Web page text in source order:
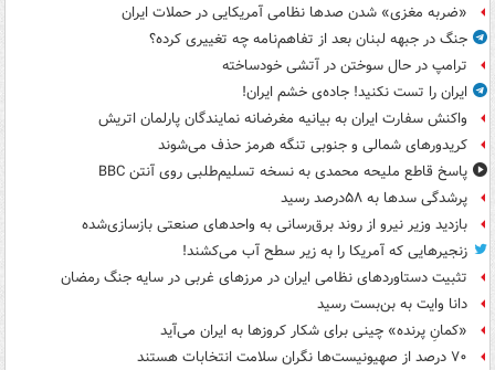
«ضربه مغزی» شدن صدها نظامی آمریکایی در حملات ایران
جنگ در جبهه لبنان بعد از تفاهم‌نامه چه تغییری کرده؟
ترامپ در حال سوختن در آتشی خودساخته
ایران را تست نکنید! جاده‌ی خشم ایران!
واکنش سفارت ایران به بیانیه مغرضانه نمایندگان پارلمان اتریش
کریدورهای شمالی و جنوبی تنگه هرمز حذف می‌شوند
پاسخ قاطع ملیحه محمدی به نسخه تسلیم‌طلبی روی آنتن BBC
پرشدگی سدها به ۵۸درصد رسید
بازدید وزیر نیرو از روند برق‌رسانی به واحدهای صنعتی بازسازی‌شده
زنجیرهایی که آمریکا را به زیر سطح آب می‌کشند!
تثبیت دستاوردهای نظامی ایران در مرزهای غربی در سایه جنگ رمضان
دانا وایت به بن‌بست رسید
«کمانِ پرنده» چینی برای شکار کروزها به ایران می‌آید
۷۰ درصد از صهیونیست‌ها نگران سلامت انتخابات هستند